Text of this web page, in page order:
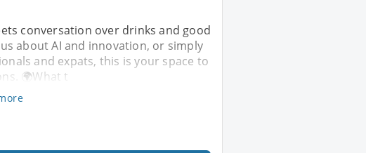
conversation over drinks and good
about AI and innovation, or simply
and expats, this is your space to
🌍What t